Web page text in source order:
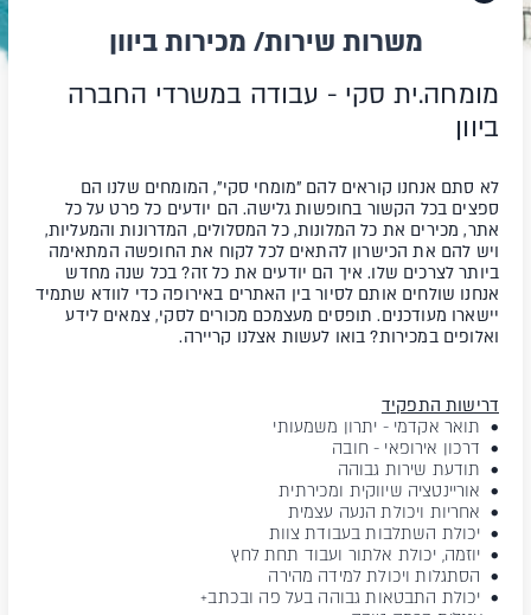
משרות שירות/ מכירות ביוון
מומחה.ית סקי - עבודה במשרדי החברה
ביוון
לא סתם אנחנו קוראים להם "מומחי סקי", המומחים שלנו הם
ספצים בכל הקשור בחופשות גלישה. הם יודעים כל פרט על כל
אתר, מכירים את כל המלונות, כל המסלולים, המדרונות והמעליות,
ויש להם את הכישרון להתאים לכל לקוח את החופשה המתאימה
ביותר לצרכים שלו. איך הם יודעים את כל זה? בכל שנה מחדש
אנחנו שולחים אותם לסיור בין האתרים באירופה כדי לוודא שתמיד
יישארו מעודכנים. תופסים מעצמכם מכורים לסקי, צמאים לידע
ואלופים במכירות? בואו לעשות אצלנו קריירה.
דרישות התפקיד
• תואר אקדמי - יתרון משמעותי
• דרכון אירופאי - חובה
• תודעת שירות גבוהה
• אוריינטציה שיווקית ומכירתית
• אחריות ויכולת הנעה עצמית
• יכולת השתלבות בעבודת צוות
• יוזמה, יכולת אלתור ועבוד תחת לחץ
• הסתגלות ויכולת למידה מהירה
• יכולת התבטאות גבוהה בעל פה ובכתב+